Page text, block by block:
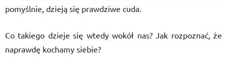
pomyślnie, dzieją się prawdziwe cuda.
Co takiego dzieje się wtedy wokół nas? Jak rozpoznać, że
naprawdę kochamy siebie?